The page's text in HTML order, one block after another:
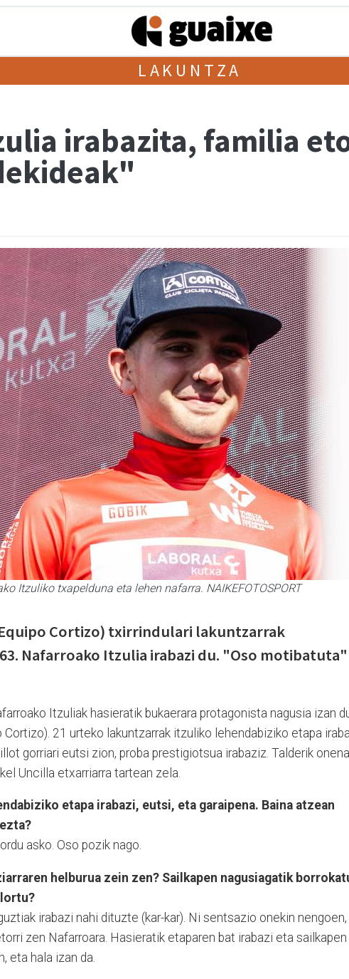
LAKUNTZA
irabazita, familia
Itzuliko txapelduna eta lehen nafarra. NAIKEFOTOSPORT
Cortizo) txirrindulari lakuntzarrak
Nafarroako Itzulia irabazi du. "Oso motibatuta"
Itzuliak hasieratik bukaerara protagonista nagusia izan
Cortizo). 21 urteko lakuntzarrak itzuliko lehendabiziko etapa
gorriari eutsi zion, proba prestigiotsua irabaziz. Talderik onena
Uncilla etxarriarra tartean zela.
etapa irabazi, eutsi, eta garaipena. Baina atzean
asko. Oso pozik nago.
helburua zein zen? Sailkapen nagusiagatik
irabazi nahi dituzte (kar-kar). Ni sentsazio onekin nengoen,
zen Nafarroara. Hasieratik etaparen bat irabazi eta sailkapen
eta hala izan da.